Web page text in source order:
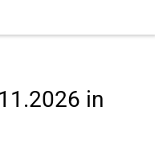
in